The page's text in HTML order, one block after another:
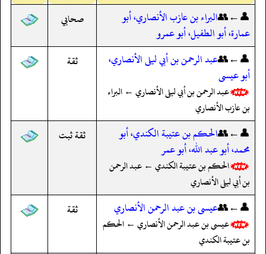
👤←👥البراء بن عازب الأنصاري، أبو
عمارة، أبو الطفيل، أبو عمرو
صحابي
👤←👥عبد الرحمن بن أبي ليلى الأنصاري،
أبو عيسى
عبد الرحمن بن أبي ليلى الأنصاري ← البراء
بن عازب الأنصاري
ثقة
👤←👥الحكم بن عتيبة الكندي، أبو
محمد، أبو عبد الله، أبو عمر
الحكم بن عتيبة الكندي ← عبد الرحمن
بن أبي ليلى الأنصاري
ثقة ثبت
👤←👥عيسى بن عبد الرحمن الأنصاري
عيسى بن عبد الرحمن الأنصاري ← الحكم
بن عتيبة الكندي
ثقة